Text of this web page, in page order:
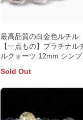
最高品質の白金色ルチル
【一点もの】プラチナル
ルクォーツ 12mm シンプ
Sold Out